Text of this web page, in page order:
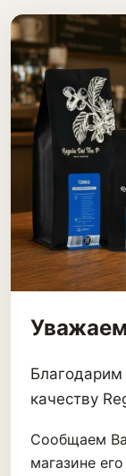
качеству
Сообщаем
магазине